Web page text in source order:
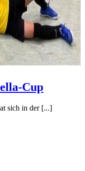
Cup
sich in der [...]